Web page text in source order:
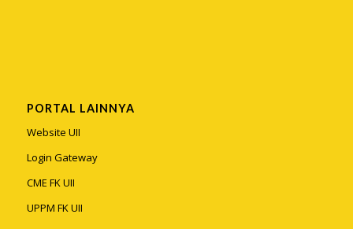
PORTAL LAINNYA
Website UII
Login Gateway
CME FK UII
UPPM FK UII